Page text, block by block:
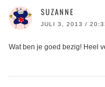
SUZANNE
JULI 3, 2013 /
Wat ben je goed bezig! Heel